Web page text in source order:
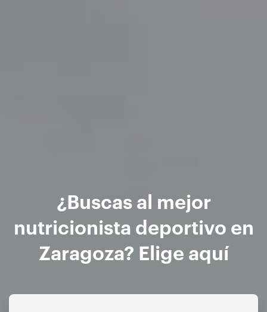
¿Buscas al mejor
nutricionista deportivo en
Zaragoza? Elige aquí